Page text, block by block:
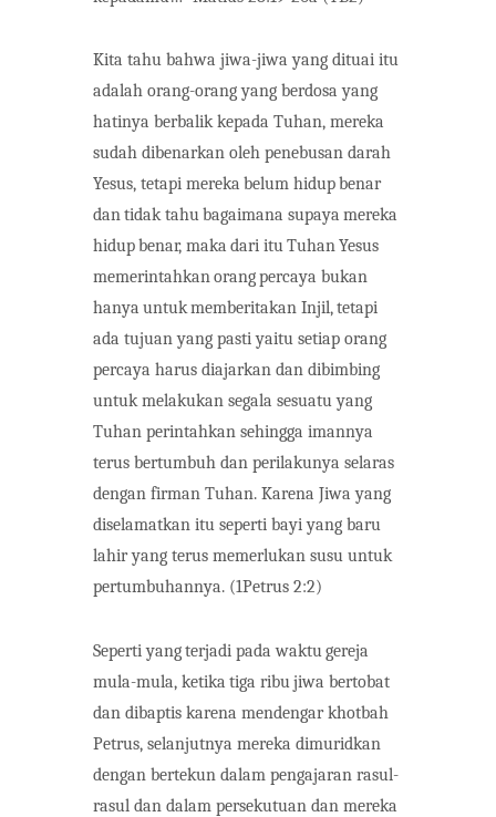
Kita tahu bahwa jiwa-jiwa yang dituai itu
adalah orang-orang yang berdosa yang
hatinya berbalik kepada Tuhan, mereka
sudah dibenarkan oleh penebusan darah
Yesus, tetapi mereka belum hidupbenar
dantidak tahubagaimana supaya mereka
hidupbenar, maka dari ituTuhanYesus
memerintahkanorangpercaya bukan
hanya untukmemberitakan Injil,tetapi
ada tujuan yang pasti yaitu setiap orang
percaya harus diajarkan dan dibimbing
untuk melakukan segala sesuatu yang
Tuhan perintahkan sehingga imannya
terus bertumbuh dan perilakunya selaras
dengan firman Tuhan. Karena Jiwa yang
diselamatkan itu seperti bayi yang baru
lahir yang terus memerlukan susu untuk
pertumbuhannya. (1Petrus 2:2)
Seperti yang terjadi pada waktugereja
mula-mula, ketika tiga ribujiwa bertobat
dan dibaptis karena mendengar khotbah
Petrus, selanjutnya mereka dimuridkan
dengan bertekun dalam pengajaran rasul-
rasul dan dalam persekutuan dan mereka